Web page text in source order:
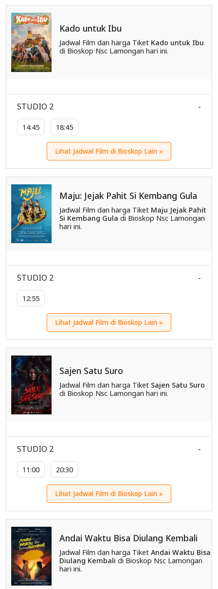
Kado untuk Ibu
Jadwal Film dan harga Tiket Kado untuk Ibu
di Bioskop Nsc Lamongan hari ini.
STUDIO 2
14:45 18:45
-
Lihat Jadwal Film di Bioskop Lain »
Maju: Jejak Pahit Si Kembang Gula
Jadwal Film dan harga Tiket Maju Jejak Pahit
Si Kembang Gula di Bioskop Nsc Lamongan
hari ini.
STUDIO 2
12:55
-
Lihat Jadwal Film di Bioskop Lain »
Sajen Satu Suro
Jadwal Film dan harga Tiket Sajen Satu Suro
di Bioskop Nsc Lamongan hari ini.
STUDIO 2
11:00 20:30
-
Lihat Jadwal Film di Bioskop Lain »
Andai Waktu Bisa Diulang Kembali
Jadwal Film dan harga Tiket Andai Waktu Bisa
Diulang Kembali di Bioskop Nsc Lamongan
hari ini.